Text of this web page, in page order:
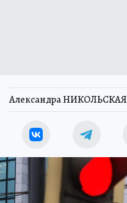
Александра НИКОЛЬСКАЯ